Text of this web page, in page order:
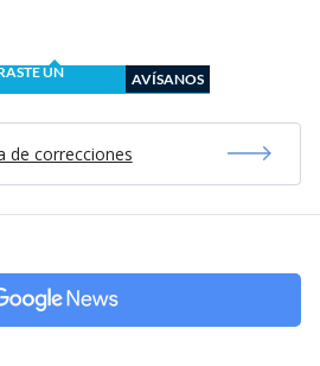
UN
AVÍSANOS
de correcciones